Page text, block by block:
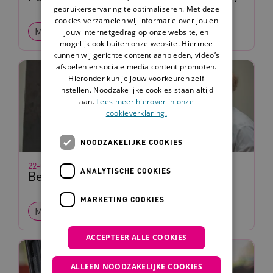
Methode Werkboek
Belevingsgerichte zorg
22-05-2025
Methode
gebruikerservaring te optimaliseren. Met deze
cookies verzamelen wij informatie over jou en
jouw internetgedrag op onze website, en
mogelijk ook buiten onze website. Hiermee
kunnen wij gerichte content aanbieden, video’s
afspelen en sociale media content promoten.
Hieronder kun je jouw voorkeuren zelf
instellen. Noodzakelijke cookies staan altijd
aan. Lees meer hierover in onze
cookieverklaring.
NOODZAKELIJKE COOKIES
ANALYTISCHE COOKIES
MARKETING COOKIES
ACCEPTEER ALLE COOKIES
ALLEEN NOODZAKELIJKE COOKIES